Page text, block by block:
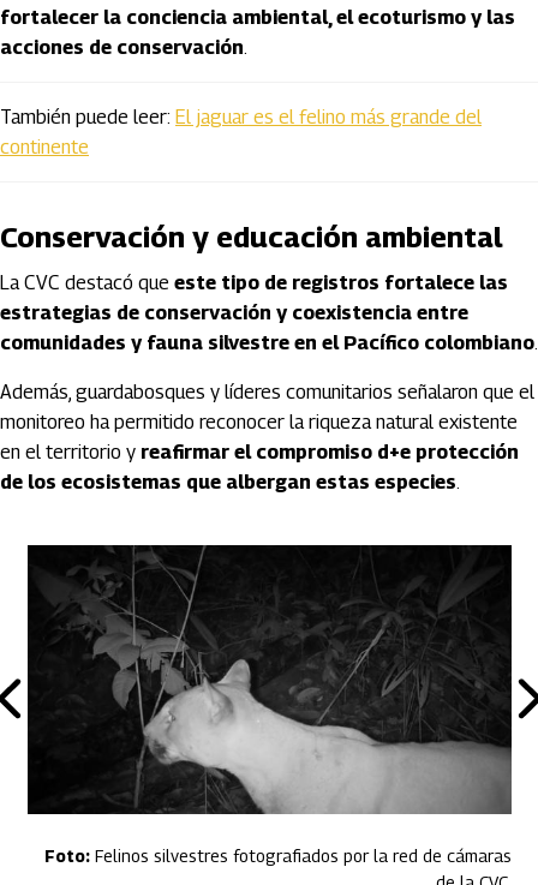
fortalecer la conciencia ambiental, el ecoturismo y las
acciones de conservación.
También puede leer: El jaguar es el felino más grande del
continente
Conservación y educación ambiental
La CVC destacó que este tipo de registros fortalece las
estrategias de conservación y coexistencia entre
comunidades y fauna silvestre en el Pacífico colombiano.
Además, guardabosques y líderes comunitarios señalaron que el
monitoreo ha permitido reconocer la riqueza natural existente
en el territorio y reafirmar el compromiso d+e protección
de los ecosistemas que albergan estas especies.
Felinos silvestres fotografiados por la red de cámaras